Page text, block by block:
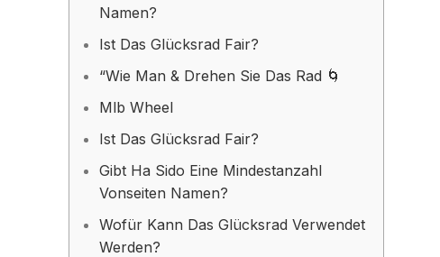
Namen?
Ist Das Glücksrad Fair?
“Wie Man & Drehen Sie Das Rad 🌀
Mlb Wheel
Ist Das Glücksrad Fair?
Gibt Ha Sido Eine Mindestanzahl
Vonseiten Namen?
Wofür Kann Das Glücksrad Verwendet
Werden?